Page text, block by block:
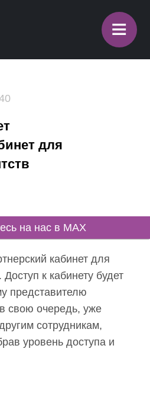
≡
для
на нас в MAX
кабинет для
к кабинету будет
представителю
свою очередь, уже
сотрудникам,
уровень доступа и